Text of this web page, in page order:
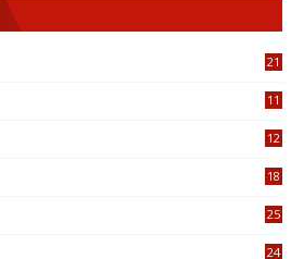
21
11
12
18
25
24